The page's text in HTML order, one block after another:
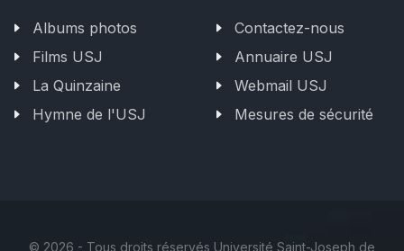
Albums photos
Films USJ
La Quinzaine
Hymne de l'USJ
Contactez-nous
Annuaire USJ
Webmail USJ
Mesures de sécurité
© 2026 - Tous droits réservés Université Saint-Joseph de